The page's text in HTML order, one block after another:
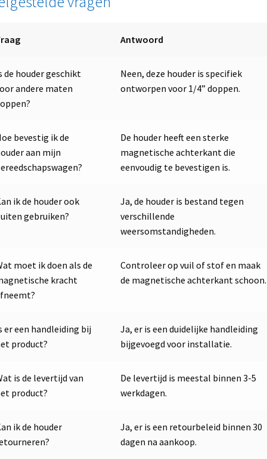
Antwoord
de houder geschikt
andere maten
Neen, deze houder is specifiek
ontworpen voor 1/4” doppen.
bevestig ik de
aan mijn
De houder heeft een sterke
magnetische achterkant die
eenvoudig te bevestigen is.
ik de houder ook
gebruiken?
Ja, de houder is bestand tegen
verschillende
weersomstandigheden.
moet ik doen als de
kracht
Controleer op vuil of stof en maak
de magnetische achterkant schoon.
er een handleiding bij
product?
Ja, er is een duidelijke handleiding
bijgevoegd voor installatie.
is de levertijd van
product?
De levertijd is meestal binnen 3-5
werkdagen.
ik de houder
Ja, er is een retourbeleid binnen 30
dagen na aankoop.